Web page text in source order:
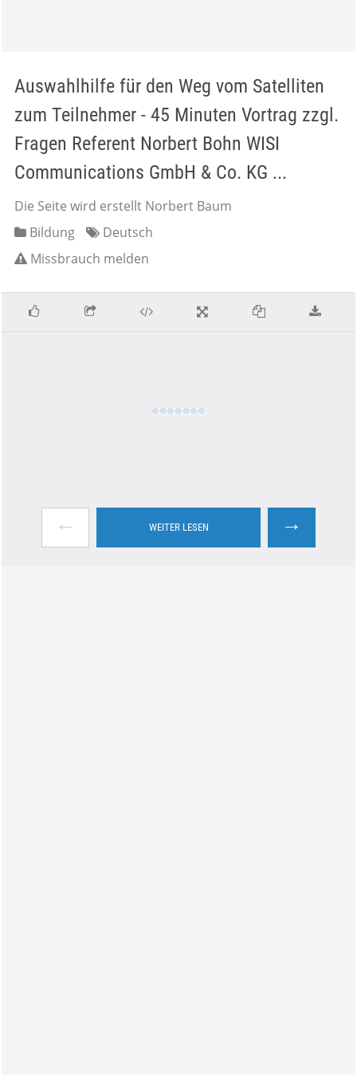
Auswahlhilfe für den Weg vom Satelliten
zum Teilnehmer - 45 Minuten Vortrag zzgl.
Fragen Referent Norbert Bohn WISI
Communications GmbH & Co. KG ...
Die Seite wird erstellt Norbert Baum
Bildung
Deutsch
Missbrauch melden
← WEITER LESEN →